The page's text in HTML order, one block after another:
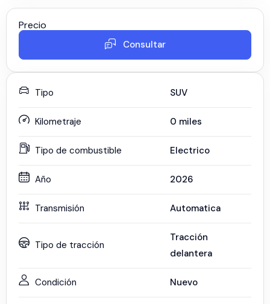
Precio
Consultar
Tipo SUV
Kilometraje 0 miles
Tipo de combustible Electrico
Año 2026
Transmisión Automatica
Tipo de tracción
Tracción
delantera
Condición Nuevo